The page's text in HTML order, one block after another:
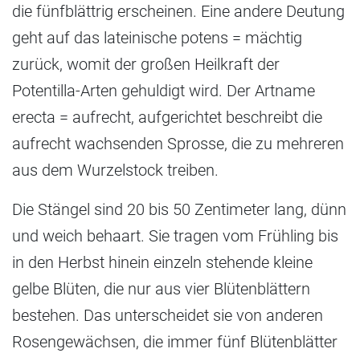
die fünfblättrig erscheinen. Eine andere Deutung
geht auf das lateinische potens = mächtig
zurück, womit der großen Heilkraft der
Potentilla-Arten gehuldigt wird. Der Artname
erecta = aufrecht, aufgerichtet beschreibt die
aufrecht wachsenden Sprosse, die zu mehreren
aus dem Wurzelstock treiben.
Die Stängel sind 20 bis 50 Zentimeter lang, dünn
und weich behaart. Sie tragen vom Frühling bis
in den Herbst hinein einzeln stehende kleine
gelbe Blüten, die nur aus vier Blütenblättern
bestehen. Das unterscheidet sie von anderen
Rosengewächsen, die immer fünf Blütenblätter